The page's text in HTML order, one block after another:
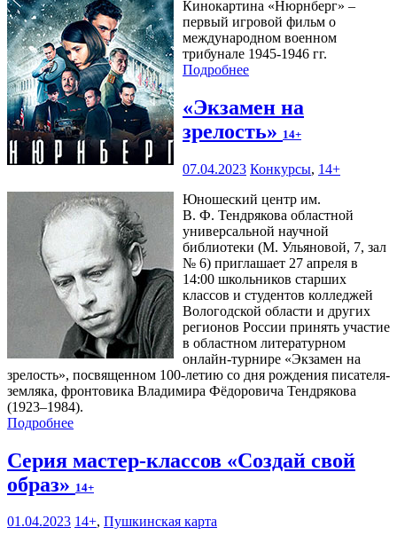
Кинокартина «Нюрнберг» –
первый игровой фильм о
международном военном
трибунале 1945-1946 гг.
Подробнее
«Экзамен на
зрелость» 14+
07.04.2023 Конкурсы, 14+
Юношеский центр им.
В. Ф. Тендрякова областной
универсальной научной
библиотеки (М. Ульяновой, 7, зал
№ 6) приглашает 27 апреля в
14:00 школьников старших
классов и студентов колледжей
Вологодской области и других
регионов России принять участие
в областном литературном
онлайн-турнире «Экзамен на
зрелость», посвященном 100-летию со дня рождения писателя-
земляка, фронтовика Владимира Фёдоровича Тендрякова
(1923–1984).
Подробнее
Серия мастер-классов «Создай свой
образ» 14+
01.04.2023 14+, Пушкинская карта